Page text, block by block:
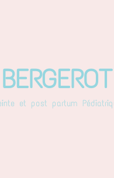
et post partum